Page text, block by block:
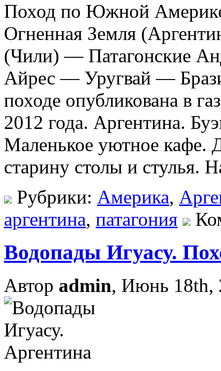
Поход по Южной
Огненная Земля
(Чили) — Патагонские
Айрес — Уругвай —
походе опубликована в
2012 года. Аргентина.
Маленькое уютное кафе.
старину столы и стулья.
Рубрики: Америка,
аргентина, патагония
Водопады Игуасу.
Автор admin, Июнь 18th,